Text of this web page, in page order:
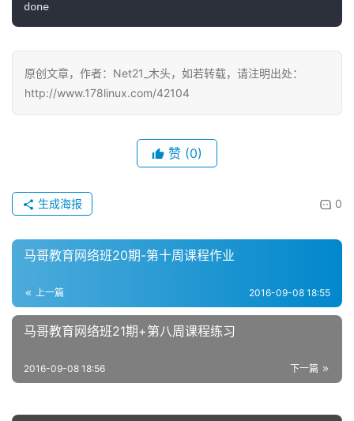
done
原创文章，作者：Net21_木头，如若转载，请注明出处：
http://www.178linux.com/42104
赞 (0)
0
生成海报
马哥教育网络班20期-第十周课程作业
上一篇 2016-09-08 18:55
马哥教育网络班21期+第八周课程练习
下一篇
2016-09-08 18:56